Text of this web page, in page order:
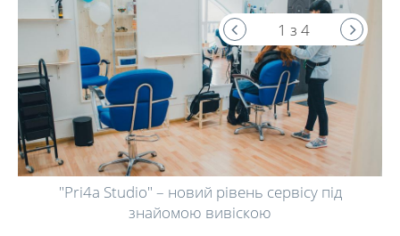
"Pri4a Studio" – новий рівень сервісу під
знайомою вивіскою
1 з 4